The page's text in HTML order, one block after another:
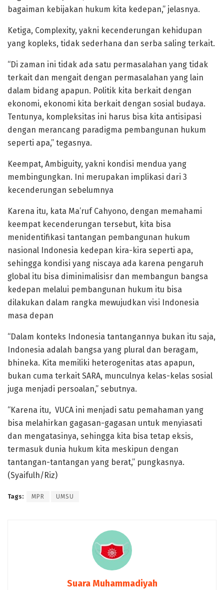
bagaiman kebijakan hukum kita kedepan,” jelasnya.
Ketiga, Complexity, yakni kecenderungan kehidupan
yang kopleks, tidak sederhana dan serba saling terkait.
“Di zaman ini tidak ada satu permasalahan yang tidak
terkait dan mengait dengan permasalahan yang lain
dalam bidang apapun. Politik kita berkait dengan
ekonomi, ekonomi kita berkait dengan sosial budaya.
Tentunya, kompleksitas ini harus bisa kita antisipasi
dengan merancang paradigma pembangunan hukum
seperti apa,” tegasnya.
Keempat, Ambiguity, yakni kondisi mendua yang
membingungkan. Ini merupakan implikasi dari 3
kecenderungan sebelumnya
Karena itu, kata Ma’ruf Cahyono, dengan memahami
keempat kecenderungan tersebut, kita bisa
menidentifikasi tantangan pembangunan hukum
nasional Indonesia kedepan kira-kira seperti apa,
sehingga kondisi yang niscaya ada karena pengaruh
global itu bisa diminimalisisr dan membangun bangsa
kedepan melalui pembangunan hukum itu bisa
dilakukan dalam rangka mewujudkan visi Indonesia
masa depan
“Dalam konteks Indonesia tantangannya bukan itu saja,
Indonesia adalah bangsa yang plural dan beragam,
bhineka. Kita memiliki heterogenitas atas apapun,
bukan cuma terkait SARA, munculnya kelas-kelas sosial
juga menjadi persoalan,” sebutnya.
“Karena itu, VUCA ini menjadi satu pemahaman yang
bisa melahirkan gagasan-gagasan untuk menyiasati
dan mengatasinya, sehingga kita bisa tetap eksis,
termasuk dunia hukum kita meskipun dengan
tantangan-tantangan yang berat,” pungkasnya.
(Syaifulh/Riz)
Tags: MPR UMSU
Suara Muhammadiyah